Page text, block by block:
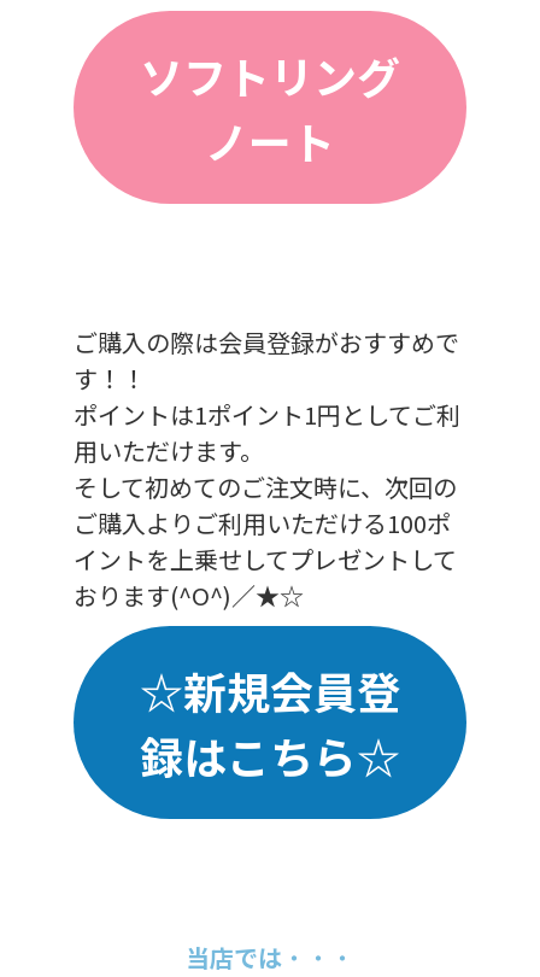
ソフトリング
ノート
ご購入の際は会員登録がおすすめで
す！！
ポイントは1ポイント1円としてご利
用いただけます。
そして初めてのご注文時に、次回の
ご購入よりご利用いただける100ポ
イントを上乗せしてプレゼントして
おります(^O^)／★☆
☆新規会員登
録はこちら☆
当店では・・・